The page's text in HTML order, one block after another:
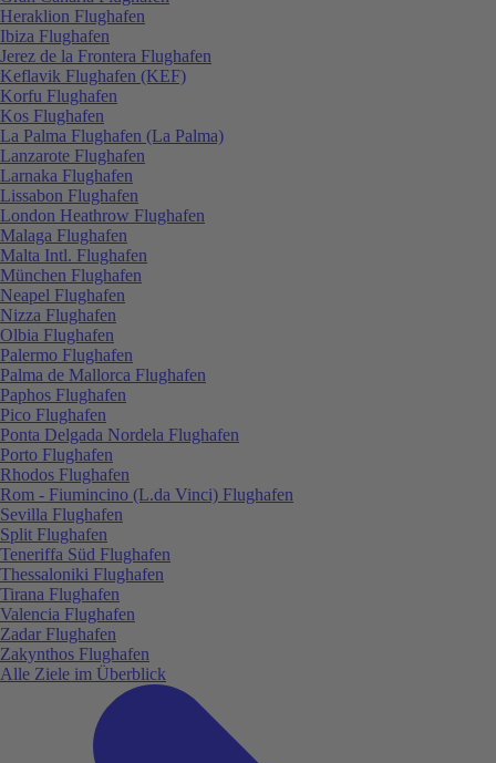
Heraklion Flughafen
Ibiza Flughafen
Jerez de la Frontera Flughafen
Keflavik Flughafen (KEF)
Korfu Flughafen
Kos Flughafen
La Palma Flughafen (La Palma)
Lanzarote Flughafen
Larnaka Flughafen
Lissabon Flughafen
London Heathrow Flughafen
Malaga Flughafen
Malta Intl. Flughafen
München Flughafen
Neapel Flughafen
Nizza Flughafen
Olbia Flughafen
Palermo Flughafen
Palma de Mallorca Flughafen
Paphos Flughafen
Pico Flughafen
Ponta Delgada Nordela Flughafen
Porto Flughafen
Rhodos Flughafen
Rom - Fiumincino (L.da Vinci) Flughafen
Sevilla Flughafen
Split Flughafen
Teneriffa Süd Flughafen
Thessaloniki Flughafen
Tirana Flughafen
Valencia Flughafen
Zadar Flughafen
Zakynthos Flughafen
Alle Ziele im Überblick